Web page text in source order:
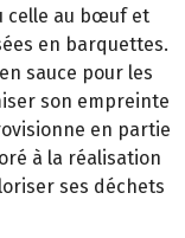
celle au bœuf et
en barquettes.
sauce pour les
son empreinte
en partie
à la réalisation
ses déchets